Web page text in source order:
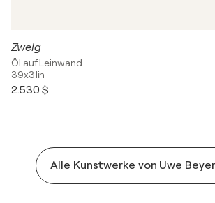
Zweig
Öl auf Leinwand
39x31in
2.530 $
Alle Kunstwerke von Uwe